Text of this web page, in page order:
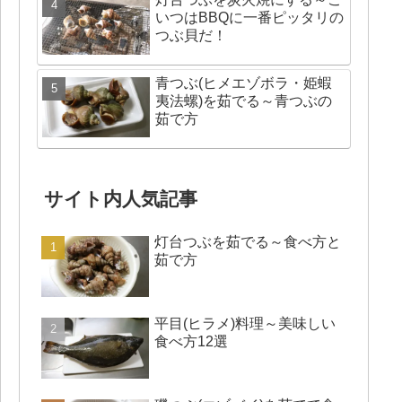
いつはBBQに一番ピッタリの
つぶ貝だ！
青つぶ(ヒメエゾボラ・姫蝦
夷法螺)を茹でる～青つぶの
茹で方
サイト内人気記事
灯台つぶを茹でる～食べ方と
茹で方
平目(ヒラメ)料理～美味しい
食べ方12選